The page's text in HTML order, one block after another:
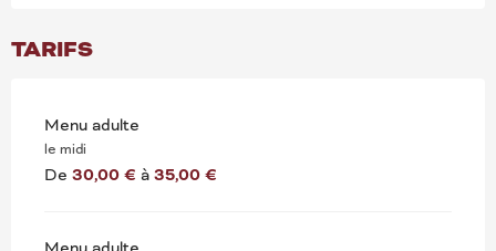
TARIFS
Menu adulte
le midi
De 30,00 € à 35,00 €